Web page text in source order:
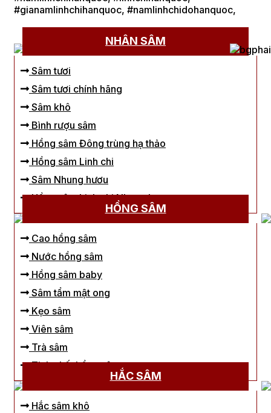
#gianamlinhchihanquoc, #namlinhchidohanquoc,
NHÂN SÂM
Sâm tươi
Sâm tươi chính hãng
Sâm khô
Bình rượu sâm
Hồng sâm Đông trùng hạ thảo
Hồng sâm Linh chi
Sâm Nhung hươu
Hồng sâm Linh chi Nhung hươu
HỒNG SÂM
Cao hồng sâm
Nước hồng sâm
Hồng sâm baby
Sâm tẩm mật ong
Kẹo sâm
Viên sâm
Trà sâm
Tinh chất hồng sâm
HẮC SÂM
Hắc sâm khô